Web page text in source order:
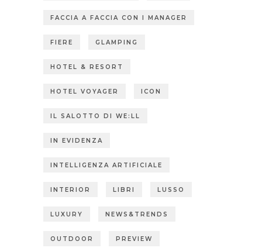
FACCIA A FACCIA CON I MANAGER
FIERE GLAMPING
HOTEL & RESORT
HOTEL VOYAGER ICON
IL SALOTTO DI WE:LL
IN EVIDENZA
INTELLIGENZA ARTIFICIALE
INTERIOR LIBRI LUSSO
LUXURY NEWS&TRENDS
OUTDOOR PREVIEW